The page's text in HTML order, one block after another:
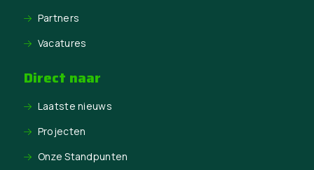
Partners
Vacatures
Direct naar
Laatste nieuws
Projecten
Onze Standpunten